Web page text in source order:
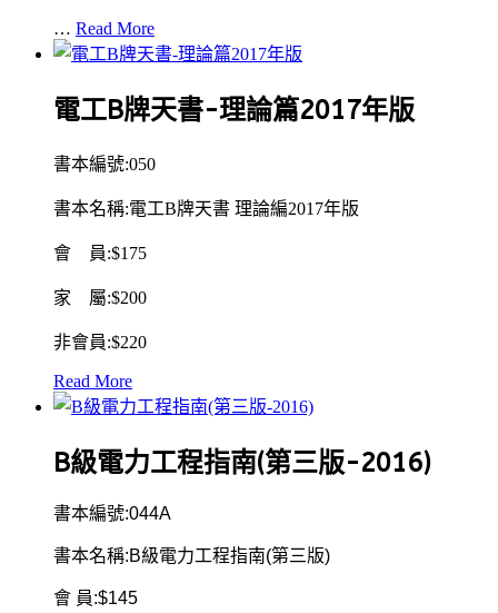
… Read More
電工B牌天書-理論篇2017年版
書本編號:050
書本名稱:電工B牌天書 理論編2017年版
會 員:$175
家 屬:$200
非會員:$220
Read More
B級電力工程指南(第三版-2016)
書本編號:044A
書本名稱:B級電力工程指南(第三版)
會 員:$145